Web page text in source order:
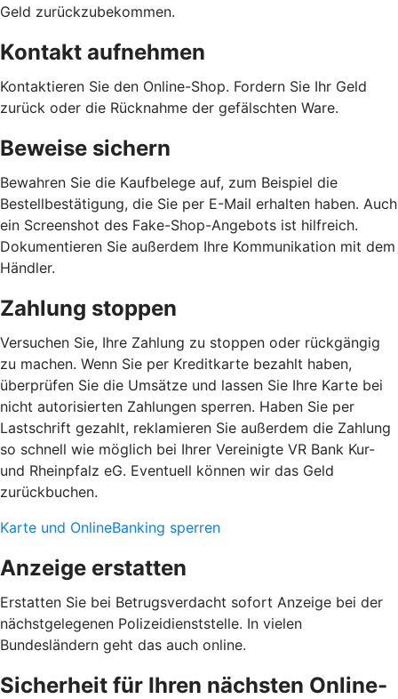
Geld zurückzubekommen.
Kontakt aufnehmen
Kontaktieren Sie den Online-Shop. Fordern Sie Ihr Geld
zurück oder die Rücknahme der gefälschten Ware.
Beweise sichern
Bewahren Sie die Kaufbelege auf, zum Beispiel die
Bestellbestätigung, die Sie per E-Mail erhalten haben. Auch
ein Screenshot des Fake-Shop-Angebots ist hilfreich.
Dokumentieren Sie außerdem Ihre Kommunikation mit dem
Händler.
Zahlung stoppen
Versuchen Sie, Ihre Zahlung zu stoppen oder rückgängig
zu machen. Wenn Sie per Kreditkarte bezahlt haben,
überprüfen Sie die Umsätze und lassen Sie Ihre Karte bei
nicht autorisierten Zahlungen sperren. Haben Sie per
Lastschrift gezahlt, reklamieren Sie außerdem die Zahlung
so schnell wie möglich bei Ihrer Vereinigte VR Bank Kur-
und Rheinpfalz eG. Eventuell können wir das Geld
zurückbuchen.
Karte und OnlineBanking sperren
Anzeige erstatten
Erstatten Sie bei Betrugsverdacht sofort Anzeige bei der
nächstgelegenen Polizeidienststelle. In vielen
Bundesländern geht das auch online.
Sicherheit für Ihren nächsten Online-